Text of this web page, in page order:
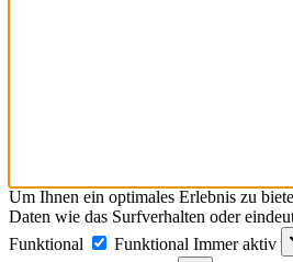
Um Ihnen ein optimales Erlebnis zu
Daten wie das Surfverhalten oder
Funktional
Funktional Immer aktiv